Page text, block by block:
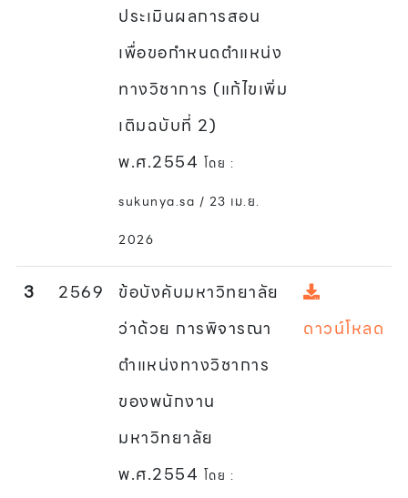
ประเมินผลการสอน
เพื่อขอกำหนดตำแหน่ง
ทางวิชาการ (แก้ไขเพิ่ม
เติมฉบับที่ 2)
พ.ศ.2554 โดย :
sukunya.sa / 23 เม.ย.
2026
3 2569
ข้อบังคับมหาวิทยาลัย
ว่าด้วย การพิจารณา
ตำแหน่งทางวิชาการ
ของพนักงาน
มหาวิทยาลัย
พ.ศ.2554 โดย :
ดาวน์โหลด